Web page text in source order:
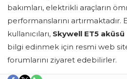
bakımları, elektrikli araçların
performanslarını artırmaktadır.
kullanıcıları, Skywell ET5 aküsü
bilgi edinmek için resmi web
forumlarını ziyaret edebilirler.